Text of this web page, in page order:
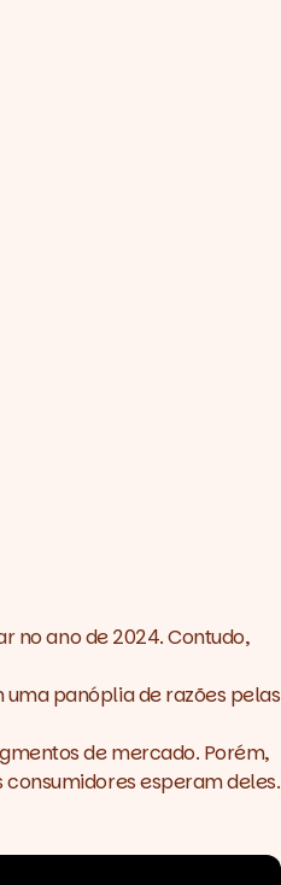
no ano de 2024. Contudo,
panóplia de razões pelas
de mercado. Porém,
esperam deles.